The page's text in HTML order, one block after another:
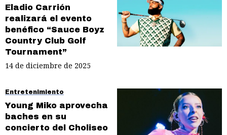
Eladio Carrión
realizará el evento
benéfico “Sauce Boyz
Country Club Golf
Tournament”
14 de diciembre de 2025
Entretenimiento
Young Miko aprovecha
baches en su
concierto del Choliseo